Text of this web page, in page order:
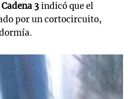
Cadena 3indicó que el
por un cortocircuito,